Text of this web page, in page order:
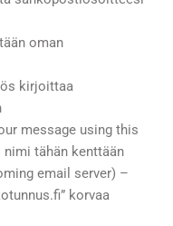
oman
kirjoittaa
message using this
tähän kenttään
email server) –
korvaa